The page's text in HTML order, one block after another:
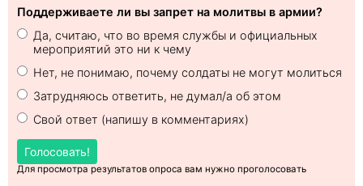
Поддерживаете ли вы запрет на молитвы в армии?
Да, считаю, что во время службы и официальных
мероприятий это ни к чему
Нет, не понимаю, почему солдаты не могут молиться
Затрудняюсь ответить, не думал/а об этом
Свой ответ (напишу в комментариях)
Голосовать!
Для просмотра результатов опроса вам нужно проголосовать